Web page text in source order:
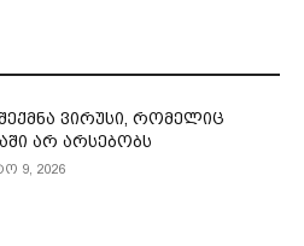
ვირუსი, რომელიც
არ არსებობს
9, 2026